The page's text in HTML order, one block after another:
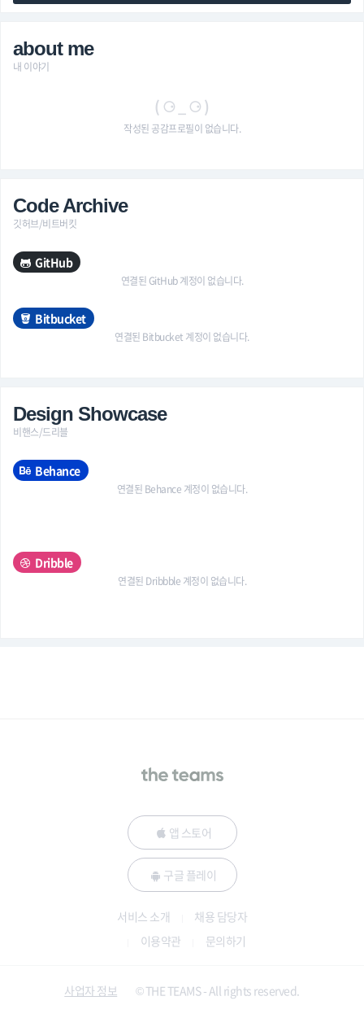
about me
내 이야기
( ⚆ _ ⚆ )
작성된 공감프로필이 없습니다.
Code Archive
깃허브/비트버킷
GitHub
연결된 GitHub 계정이 없습니다.
Bitbucket
연결된 Bitbucket 계정이 없습니다.
Design Showcase
비핸스/드리블
Behance
연결된 Behance 계정이 없습니다.
Dribble
연결된 Dribbble 계정이 없습니다.
앱 스토어
구글 플레이
서비스 소개
채용 담당자
이용약관
문의하기
사업자 정보 © THE TEAMS - All rights reserved.